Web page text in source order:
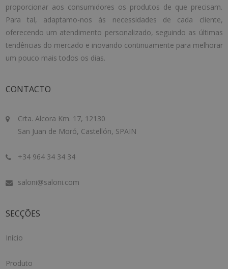
proporcionar aos consumidores os produtos de que precisam.
Para tal, adaptamo-nos às necessidades de cada cliente,
oferecendo um atendimento personalizado, seguindo as últimas
tendências do mercado e inovando continuamente para melhorar
um pouco mais todos os dias.
CONTACTO
Crta. Alcora Km. 17, 12130
San Juan de Moró, Castellón, SPAIN
+34 964 34 34 34
saloni@saloni.com
SECÇÕES
Início
Produto